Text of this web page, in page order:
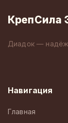
КрепСила
Диадок —
Навигация
Главная